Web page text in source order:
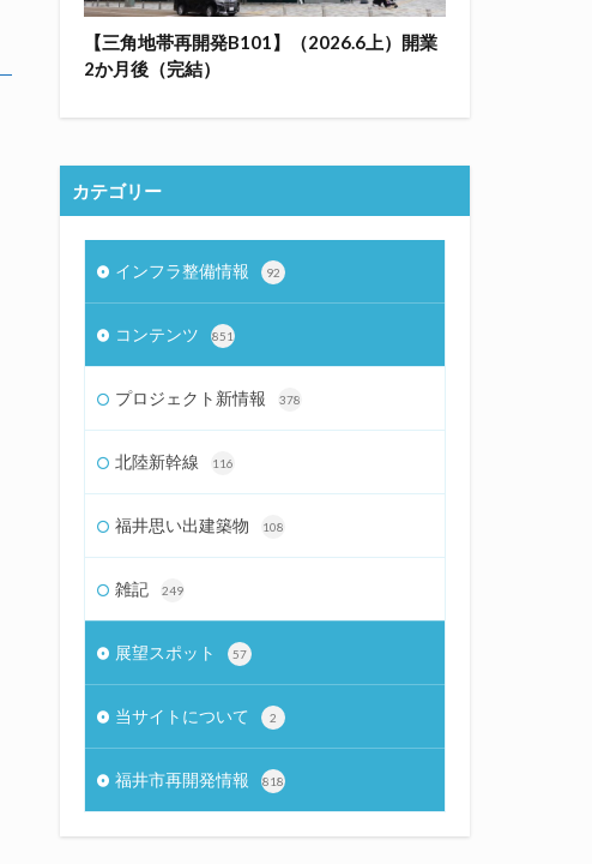
【三角地帯再開発B101】（2026.6上）開業
2か月後（完結）
カテゴリー
インフラ整備情報 92
コンテンツ 851
プロジェクト新情報 378
北陸新幹線 116
福井思い出建築物 108
雑記 249
展望スポット 57
当サイトについて 2
福井市再開発情報 818